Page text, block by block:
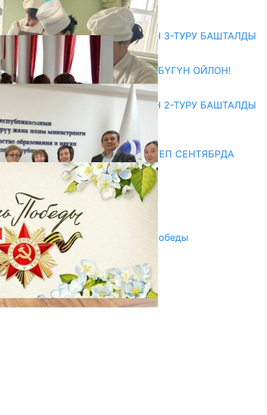
Абитуриент
ЖОЖДОРГО КАБЫЛ АЛУУНУН 3-ТУРУ БАШТАЛДЫ
27.07.2026
ӨЗҮҢДҮН КЕЛЕЧЕГИҢ ҮЧҮН БҮГҮН ОЙЛОН!
20.07.2026
ЖОЖДОРГО КАБЫЛ АЛУУНУН 2-ТУРУ БАШТАЛДЫ
20.07.2026
Медиа
СУЗАКТА 750 ОРУНДУУ МЕКТЕП СЕНТЯБРДА
ПАЙДАЛАНУУГА БЕРИЛЕТ
07.08.2025
Улуу Жеңиштин жандуу сөзү
29.04.2025
Награды в преддверии Дня Победы
29.04.2025